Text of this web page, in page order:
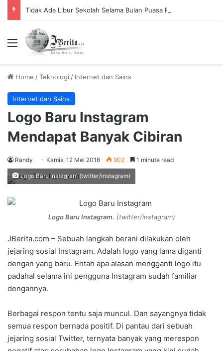
Menu
Home /Teknologi / Internet dan Sains
Internet dan Sains
Logo Baru Instagram
Mendapat Banyak Cibiran
Randy Kamis, 12 Mei 2016 902 1 minute read
Logo Baru Instagram (twitter/instagram)
Logo Baru Instagram. (twitter/instagram)
JBerita.com – Sebuah langkah berani dilakukan oleh
jejaring sosial Instagram. Adalah logo yang lama diganti
dengan yang baru. Entah apa alasan mengganti logo itu
padahal selama ini pengguna Instagram sudah familiar
dengannya.
Berbagai respon tentu saja muncul. Dan sayangnya tidak
semua respon bernada positif. Di pantau dari sebuah
jejaring sosial Twitter, ternyata banyak yang merespon